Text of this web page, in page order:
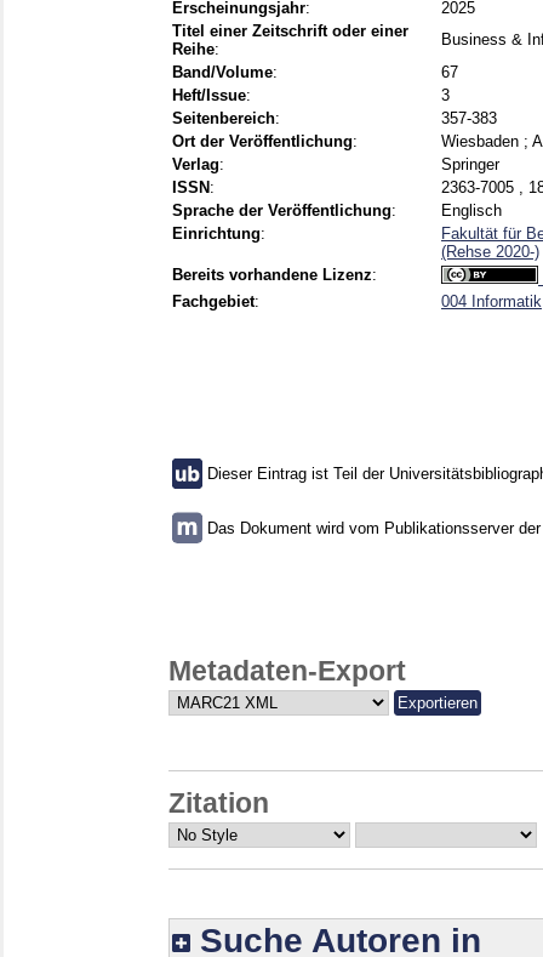
Erscheinungsjahr:
2025
Titel einer Zeitschrift oder einer
Reihe:
Business &
Band/Volume:
67
Heft/Issue:
3
Seitenbereich:
357-383
Ort der Veröffentlichung:
Wiesbaden ;
Verlag:
Springer
ISSN :
2363-7005 ,
Sprache der Veröffentlichung:
Englisch
Einrichtung:
Fakultät für
(Rehse 2020-)
Bereits vorhandene Lizenz:
Fachgebiet: 004 Informatik
Dieser Eintrag ist Teil der
Das Dokument wird vom Publikationsserver
Metadaten-Export
Zitation
Suche Autoren in